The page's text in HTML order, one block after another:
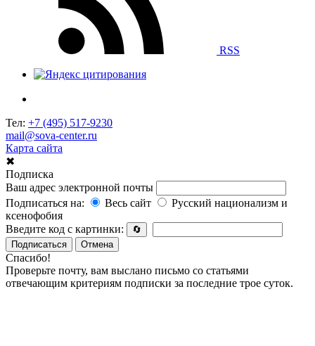
RSS
Тел: +7 (495) 517-9230
mail@sova-center.ru
Карта сайта
✖
Подписка
Ваш адрес электронной почты
Подписаться на:
Весь сайт
Русский национализм и
ксенофобия
Введите код с картинки:
🔄
Подписаться
Отмена
Спасибо!
Проверьте почту, вам выслано письмо со статьями
отвечающим критериям подписки за последние трое суток.